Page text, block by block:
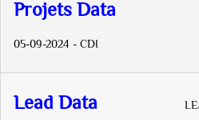
Projets Data
05-09-2024 - CDI
Lead Data